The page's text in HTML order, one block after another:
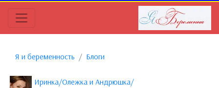
Я и беременность Блоги
Иринка/Олежка и Андрюшка/